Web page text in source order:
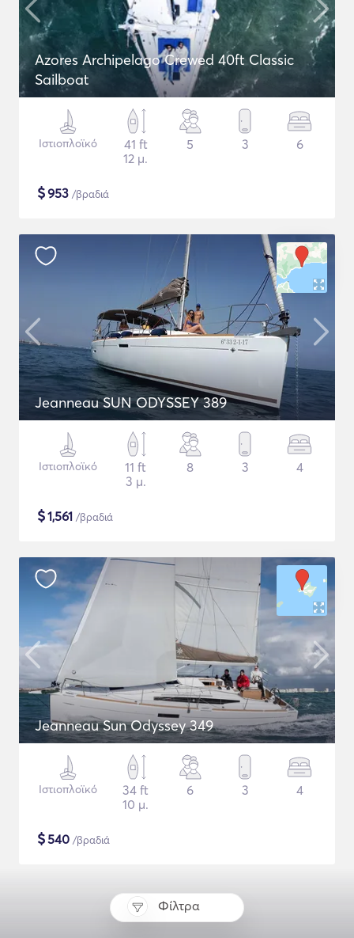
Φίλτρα
Azores Archipelago Crewed 40ft Classic
Sailboat
Ιστιοπλοϊκό
41 ft
12 μ.
5 3 6
$953 /βραδιά
Jeanneau SUN ODYSSEY 389
Ιστιοπλοϊκό
11 ft
3 μ.
8 3 4
$1,561 /βραδιά
Jeanneau Sun Odyssey 349
Ιστιοπλοϊκό
34 ft
10 μ.
6 3 4
$540 /βραδιά